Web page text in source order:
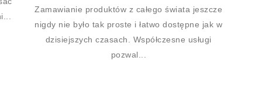
Zamawianie produktów z całego świata jeszcze
nigdy nie było tak proste i łatwo dostępne jak w
dzisiejszych czasach. Współczesne usługi
pozwal...